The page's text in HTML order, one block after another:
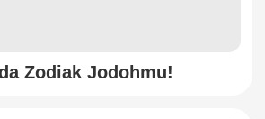
Zodiak Jodohmu!